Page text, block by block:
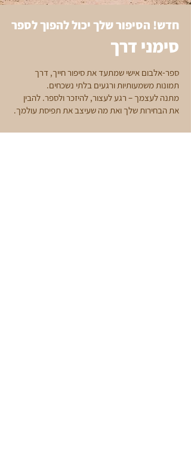
חדש! הסיפור שלך יכול להפוך לספר
סימני דרך
ספר-אלבום אישי שמתעד את סיפור חייך, דרך
תמונות משמעותיות ורגעים בלתי נשכחים.
מתנה לעצמך – רגע לעצור, להיזכר ולספר. להבין
את הבחירות שלך ואת מה שעיצב את תפיסת עולמך.